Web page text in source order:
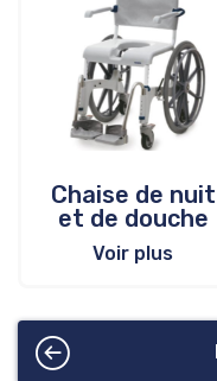
Chaise de nuit
et de douche
Voir plus